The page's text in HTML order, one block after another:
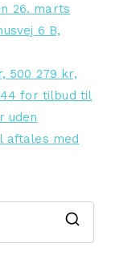
26. marts
6 B,
500 279 kr,
for tilbud til
uden
aftales med